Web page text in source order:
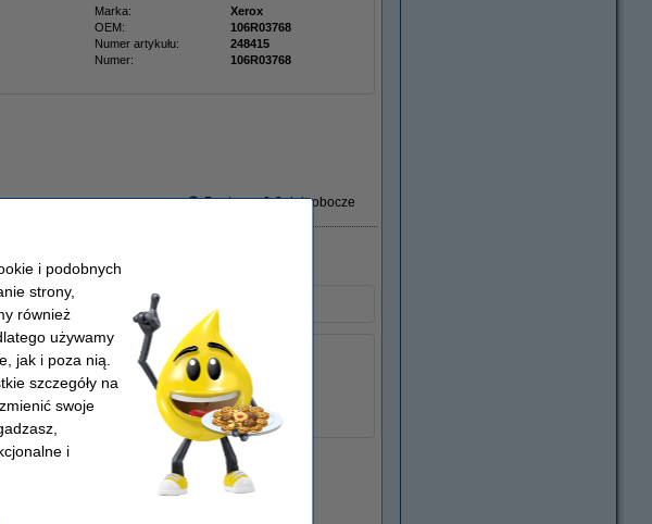
Marka:
Xerox
OEM:
106R03768
Numer artykułu:
248415
Numer:
106R03768
Dostawa: 2-3 dni robocze
wystarcza na wydruk około 10 100 stron.
Marka:
Xerox
OEM:
106R03767
Numer artykułu:
248416
106R03767
i podobnych
strony,
również
używamy
jak i poza nią.
szczegóły na
swoje
i